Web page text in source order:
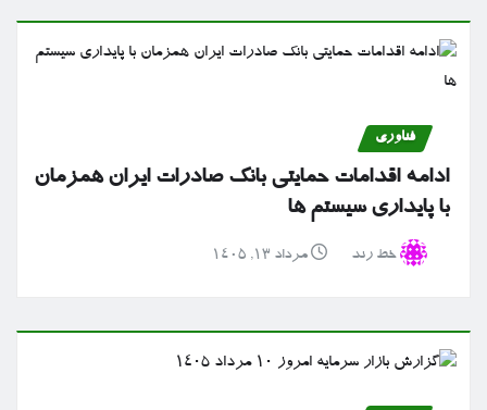
فناوری
ادامه اقدامات حمایتی بانک صادرات ایران همزمان
با پایداری سیستم ها
خط رند مرداد ۱۳, ۱۴۰۵